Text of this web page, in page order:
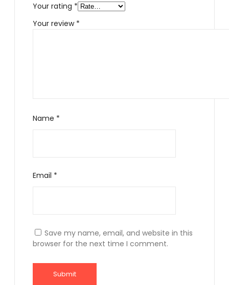
Your rating *
Your review *
Name *
Email *
Save my name, email, and website in this
browser for the next time I comment.